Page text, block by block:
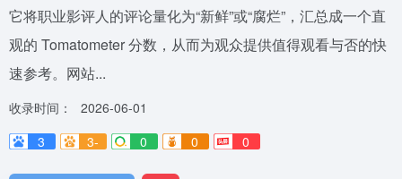
它将职业影评人的评论量化为“新鲜”或“腐烂”，汇总成一个直
观的 Tomatometer 分数，从而为观众提供值得观看与否的快
速参考。网站...
收录时间：
2026-06-01
3
3- 0 0 0